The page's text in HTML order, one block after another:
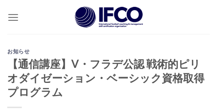
お知らせ
【通信講座】V・フラデ公認 戦術的ピリ
オダイゼーション・ベーシック資格取得
プログラム